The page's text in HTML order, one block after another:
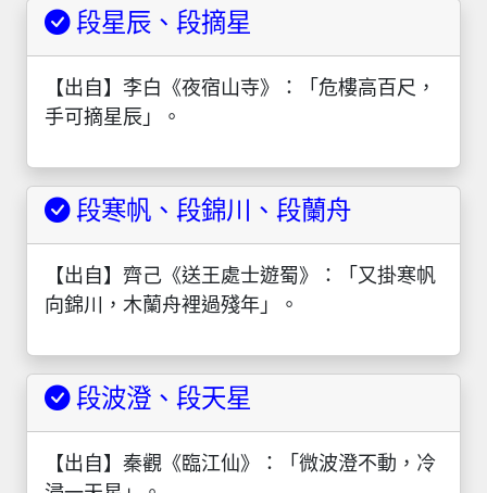
段星辰、段摘星
【出自】李白《夜宿山寺》：「危樓高百尺，
手可摘星辰」。
段寒帆、段錦川、段蘭舟
【出自】齊己《送王處士遊蜀》：「又掛寒帆
向錦川，木蘭舟裡過殘年」。
段波澄、段天星
【出自】秦觀《臨江仙》：「微波澄不動，冷